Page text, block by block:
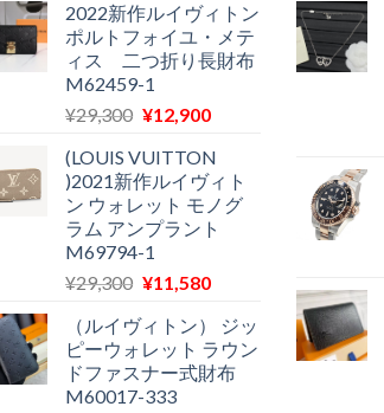
2022新作ルイヴィトン
ポルトフォイユ・メテ
ィス 二つ折り長財布
M62459-1
¥29,300 元
価
格
は
¥29,300
で
し
た。
¥12,900現
の
価
格
は
で
(LOUIS VUITTON
)2021新作ルイヴィト
ン ウォレット モノグ
ラム アンプラント
M69794-1
¥29,300 元
価
格
は
¥29,300
¥11,580現
の
価
格
（ルイヴィトン） ジッ
ピーウォレット ラウン
ドファスナー式財布
M60017-333